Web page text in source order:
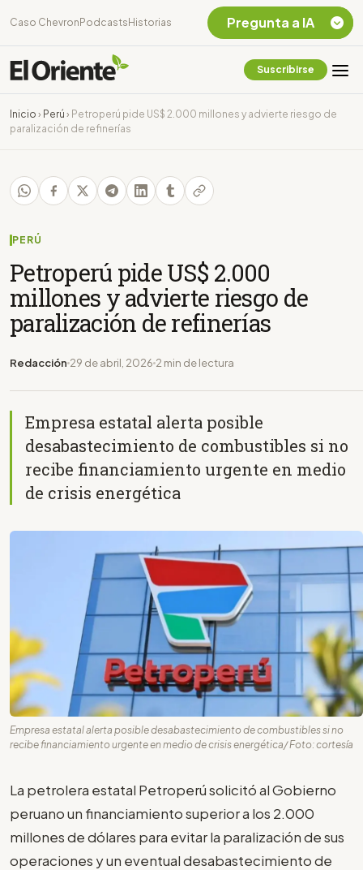
Caso Chevron Podcasts Historias
Suscribirse
Inicio › Perú › Petroperú pide US$ 2.000 millones y advierte riesgo de
paralización de refinerías
PERÚ
Petroperú pide US$ 2.000
millones y advierte riesgo de
paralización de refinerías
Redacción 29 de abril, 2026 2 min de lectura
Empresa estatal alerta posible
desabastecimiento de combustibles si no
recibe financiamiento urgente en medio
de crisis energética
Empresa estatal alerta posible desabastecimiento de combustibles si no
recibe financiamiento urgente en medio de crisis energética/ Foto: cortesía
La petrolera estatal Petroperú solicitó al Gobierno
peruano un financiamiento superior a los 2.000
millones de dólares para evitar la paralización de sus
operaciones y un eventual desabastecimiento de
Pregunta a IA
Chevron Ecuador